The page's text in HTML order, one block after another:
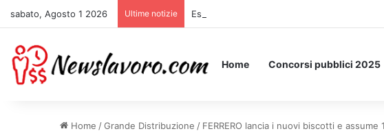
sabato, Agosto 1 2026 Ultime notizie Essere Pagati per Stare a Letto: ecco
Home Concorsi pubblici 2025
Home /Grande Distribuzione / FERRERO lancia i nuovi biscotti e